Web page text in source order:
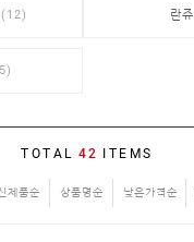
(12) 란쥬
TOTAL 42 ITEMS
제품순 상품명순 낮은가격순